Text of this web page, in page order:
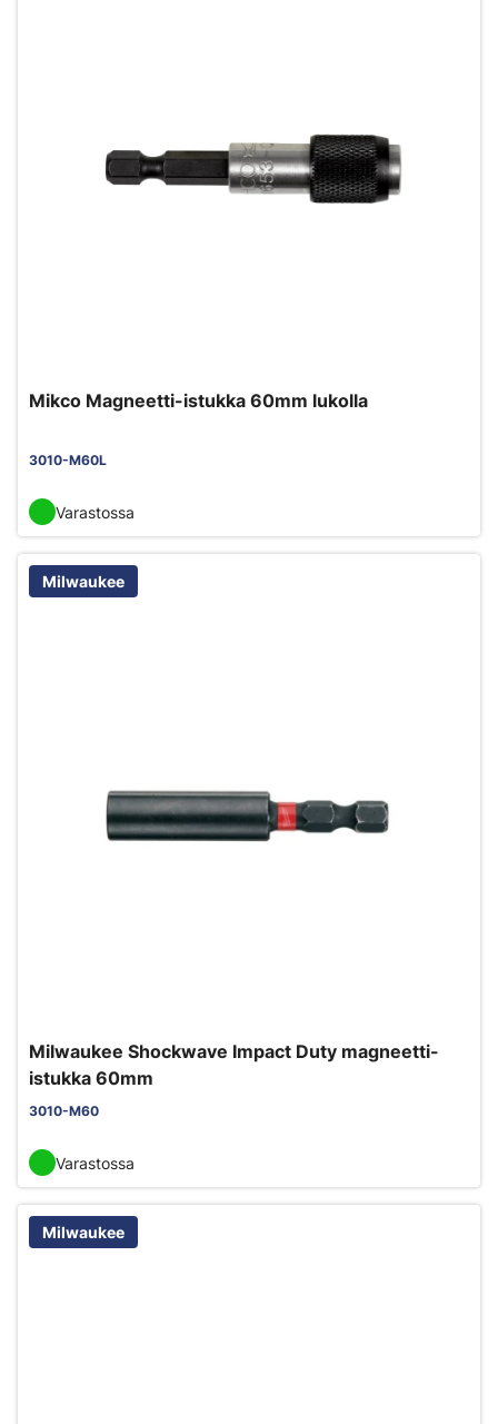
Mikco Magneetti-istukka 60mm lukolla
3010-M60L
Varastossa
Milwaukee
Milwaukee Shockwave Impact Duty magneetti-
istukka 60mm
3010-M60
Varastossa
Milwaukee